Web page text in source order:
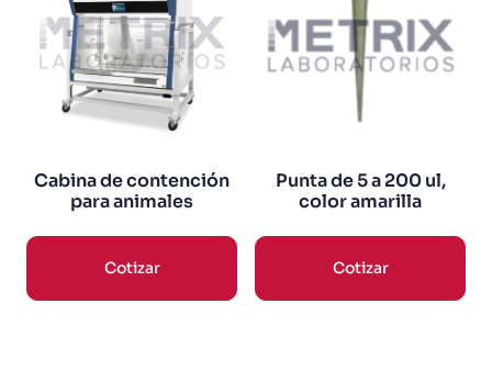
Cabina de contención
para animales
Cotizar
Punta de 5 a 200 ul,
color amarilla
Cotizar